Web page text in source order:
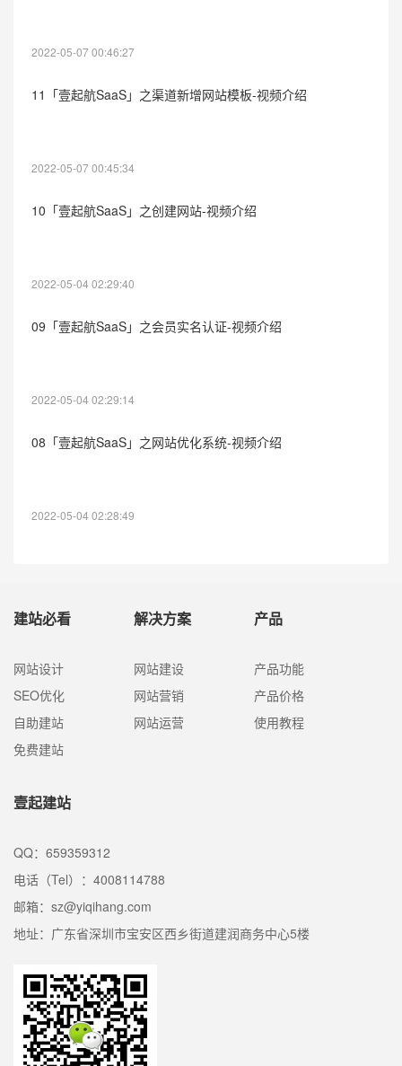
2022-05-07 00:46:27
11「壹起航SaaS」之渠道新增网站模板-视频介绍
2022-05-07 00:45:34
10「壹起航SaaS」之创建网站-视频介绍
2022-05-04 02:29:40
09「壹起航SaaS」之会员实名认证-视频介绍
2022-05-04 02:29:14
08「壹起航SaaS」之网站优化系统-视频介绍
2022-05-04 02:28:49
建站必看
网站设计
SEO优化
自助建站
免费建站
解决方案
网站建设
网站营销
网站运营
产品
产品功能
产品价格
使用教程
壹起建站
QQ：659359312
电话（Tel）：4008114788
邮箱：sz@yiqihang.com
地址：广东省深圳市宝安区西乡街道建润商务中心5楼